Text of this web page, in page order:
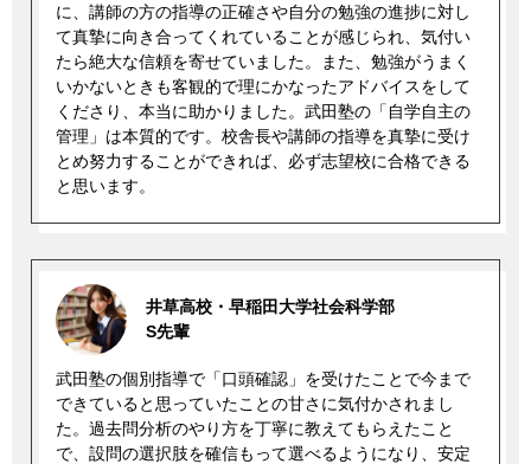
に、講師の方の指導の正確さや自分の勉強の進捗に対し
て真摯に向き合ってくれていることが感じられ、気付い
たら絶大な信頼を寄せていました。また、勉強がうまく
いかないときも客観的で理にかなったアドバイスをして
くださり、本当に助かりました。武田塾の「自学自主の
管理」は本質的です。校舎長や講師の指導を真摯に受け
とめ努力することができれば、必ず志望校に合格できる
と思います。
井草高校・早稲田大学社会科学部
S先輩
武田塾の個別指導で「口頭確認」を受けたことで今まで
できていると思っていたことの甘さに気付かされまし
た。過去問分析のやり方を丁寧に教えてもらえたこと
で、設問の選択肢を確信もって選べるようになり、安定